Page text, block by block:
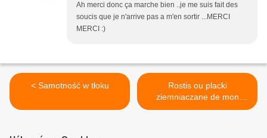
Ah merci donc ça marche bien ..je me suis fait des
soucis que je n'arrive pas a m'en sortir ...MERCI
MERCI :)
< Samotność w tłoku
Rostis ou placki
ziemniaczane de mon
enfance >